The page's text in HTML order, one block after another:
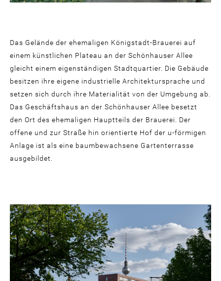
Das Gelände der ehemaligen Königstadt-Brauerei auf
einem künstlichen Plateau an der Schönhauser Allee
gleicht einem eigenständigen Stadtquartier. Die Gebäude
besitzen ihre eigene industrielle Architektursprache und
setzen sich durch ihre Materialität von der Umgebung ab.
Das Geschäftshaus an der Schönhauser Allee besetzt
den Ort des ehemaligen Hauptteils der Brauerei. Der
offene und zur Straße hin orientierte Hof der u-förmigen
Anlage ist als eine baumbewachsene Gartenterrasse
ausgebildet.